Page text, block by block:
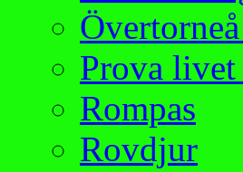
Prova livet
Rompas
Rovdjur